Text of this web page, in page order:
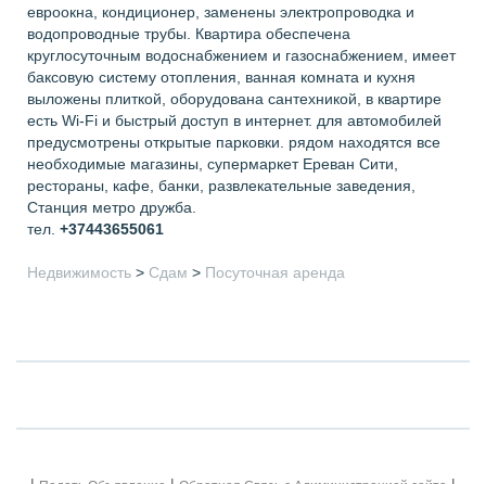
евроокна, кондиционер, заменены электропроводка и
водопроводные трубы. Квартира обеспечена
круглосуточным водоснабжением и газоснабжением, имеет
баксовую систему отопления, ванная комната и кухня
выложены плиткой, оборудована сантехникой, в квартире
есть Wi-Fi и быстрый доступ в интернет. для автомобилей
предусмотрены открытые парковки. рядом находятся все
необходимые магазины, супермаркет Ереван Сити,
рестораны, кафе, банки, развлекательные заведения,
Станция метро дружба.
тел. +37443655061
Недвижимость > Сдам > Посуточная аренда